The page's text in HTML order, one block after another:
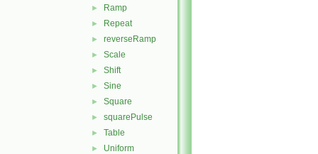
► Ramp
► Repeat
► reverseRamp
► Scale
► Shift
► Sine
► Square
► squarePulse
► Table
► Uniform